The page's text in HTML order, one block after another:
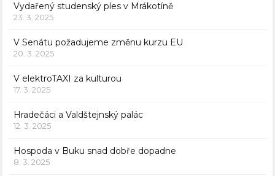
Vydařený studenský ples v Mrákotíně
23. 3. 2025
V Senátu požadujeme změnu kurzu EU
20. 3. 2025
V elektroTAXI za kulturou
17. 3. 2025
Hradečáci a Valdštejnský palác
12. 3. 2025
Hospoda v Buku snad dobře dopadne
8. 3. 2025